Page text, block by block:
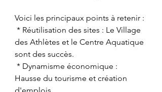
Voici les principaux points à retenir :
* Réutilisation des sites : Le Village
des Athlètes et le Centre Aquatique
sont des succès.
* Dynamisme économique :
Hausse du tourisme et création